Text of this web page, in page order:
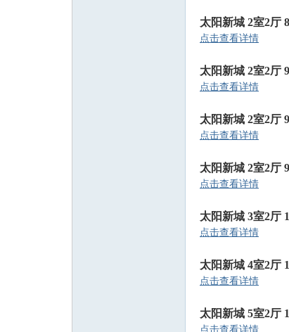
太阳新城 2室2厅
点击查看详情
太阳新城 2室2厅
点击查看详情
太阳新城 2室2厅
点击查看详情
太阳新城 2室2厅
点击查看详情
太阳新城 3室2厅
点击查看详情
太阳新城 4室2厅
点击查看详情
太阳新城 5室2厅
点击查看详情